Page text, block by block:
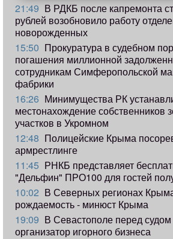
21:49 В РДКБ после капремонта
рублей возобновило работу
новорожденных
15:50 Прокуратура в судебном
погашения миллионной
сотрудникам Симферопольской
фабрики
16:26 Минимущества РК
местонахождение собственников
участков в Укромном
12:48 Полицейские Крыма
армрестлинге
11:45 РНКБ представляет
"Дельфин" ПРО100 для гостей
10:02 В Северных регионах
рождаемость - минюст Крыма
19:09 В Севастополе перед судом
организатор игорного бизнеса